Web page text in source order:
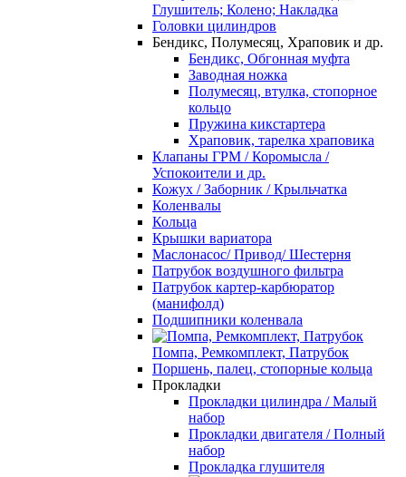
Глушитель; Колено; Накладка
Головки цилиндров
Бендикс, Полумесяц, Храповик и др.
Бендикс, Обгонная муфта
Заводная ножка
Полумесяц, втулка, стопорное
кольцо
Пружина кикстартера
Храповик, тарелка храповика
Клапаны ГРМ / Коромысла /
Успокоители и др.
Кожух / Заборник / Крыльчатка
Коленвалы
Кольца
Крышки вариатора
Маслонасос/ Привод/ Шестерня
Патрубок воздушного фильтра
Патрубок картер-карбюратор
(манифолд)
Подшипники коленвала
Помпа, Ремкомплект, Патрубок
Поршень, палец, стопорные кольца
Прокладки
Прокладки цилиндра / Малый
набор
Прокладки двигателя / Полный
набор
Прокладка глушителя